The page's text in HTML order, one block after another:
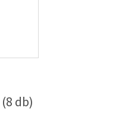
(8 db)